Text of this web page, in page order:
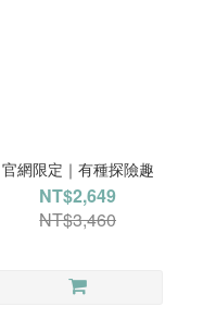
官網限定｜有種探險趣
NT$2,649
NT$3,460